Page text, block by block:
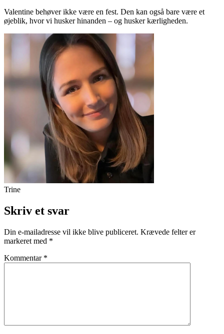
Valentine behøver ikke være en fest. Den kan også bare være et
øjeblik, hvor vi husker hinanden – og husker kærligheden.
Trine
Skriv et svar
Din e-mailadresse vil ikke blive publiceret. Krævede felter er
markeret med *
Kommentar *